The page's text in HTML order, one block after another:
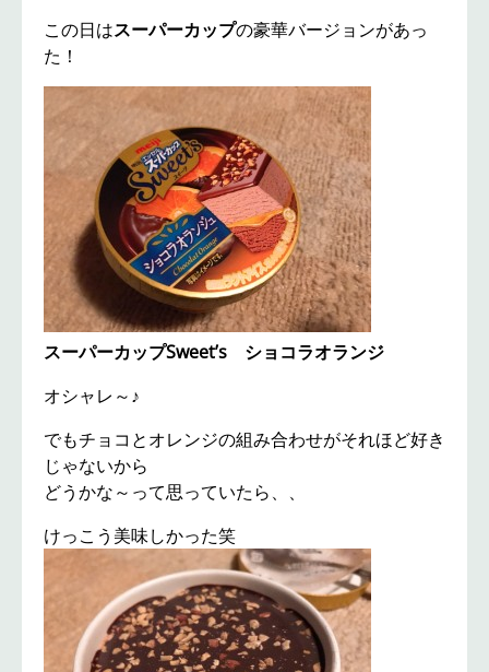
この日はスーパーカップの豪華バージョンがあっ
た！
スーパーカップSweet’s ショコラオランジ
オシャレ～♪
でもチョコとオレンジの組み合わせがそれほど好き
じゃないから
どうかな～って思っていたら、、
けっこう美味しかった笑